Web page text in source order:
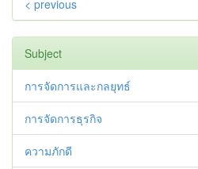
< previous
Subject
การจัดการและกลยุทธ์
การจัดการธุรกิจ
ความภักดี